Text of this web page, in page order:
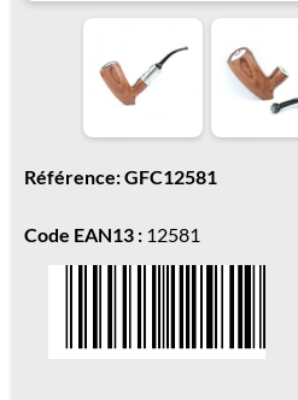
Référence: GFC12581
Code EAN13 : 12581